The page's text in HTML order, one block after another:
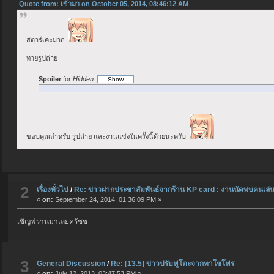
Quote from: เข้ามา on October 05, 2014, 08:46:12 AM
สตาร์เคะมาก
ทายรูปถ่าย
Spoiler forHidden:
ขอบคุณสำหรับ รูปถ่าย และงานแข่งในครั้งนี้ด้วยนะครับ
2 เรื่องทั่วไป / Re: ข่าวฝากประชาสัมพันธ์จากร้าน KP card : งานนัดพบคนเล่
«on: September 24, 2014, 01:36:09 PM »
เชิญฟรานมาเลยครัชช
3 General Discussion / Re: [13.5] ข่าวปรับฟูโตะจากทาโซโฟร